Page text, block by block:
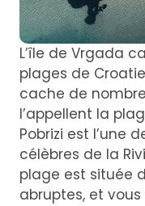
L’île de Vrgada
plages de
cache de
l’appellent la
Pobrizi est l’une
célèbres de la
plage est située
abruptes, et